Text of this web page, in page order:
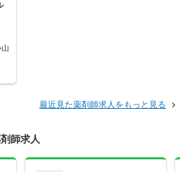
最近見た薬剤師求人をもっと見る
師求人